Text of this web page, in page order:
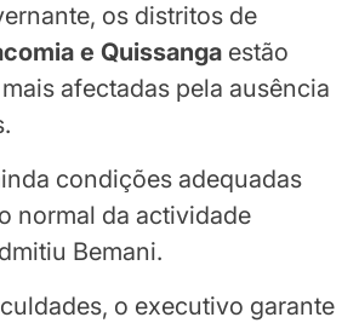
os distritos de
e Quissanga estão
afectadas pela ausência
condições adequadas
normal da actividade
Bemani.
o executivo garante